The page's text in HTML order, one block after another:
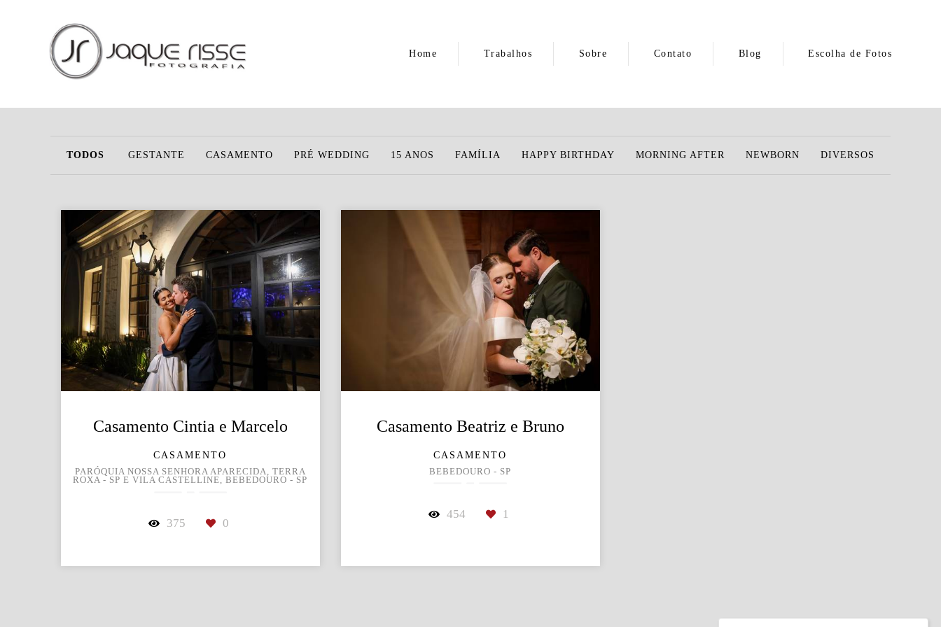
Home Trabalhos Sobre Contato Blog Escolha de Fotos
TODOS GESTANTE CASAMENTO PRÉ WEDDING 15 ANOS FAMÍLIA HAPPY BIRTHDAY MORNING AFTER NEWBORN DIVERSOS
Casamento Cintia e Marcelo
CASAMENTO
PARÓQUIA NOSSA SENHORA APARECIDA, TERRA
ROXA - SP E VILA CASTELLINE, BEBEDOURO - SP
375 0
Casamento Beatriz e Bruno
CASAMENTO
BEBEDOURO - SP
454 1